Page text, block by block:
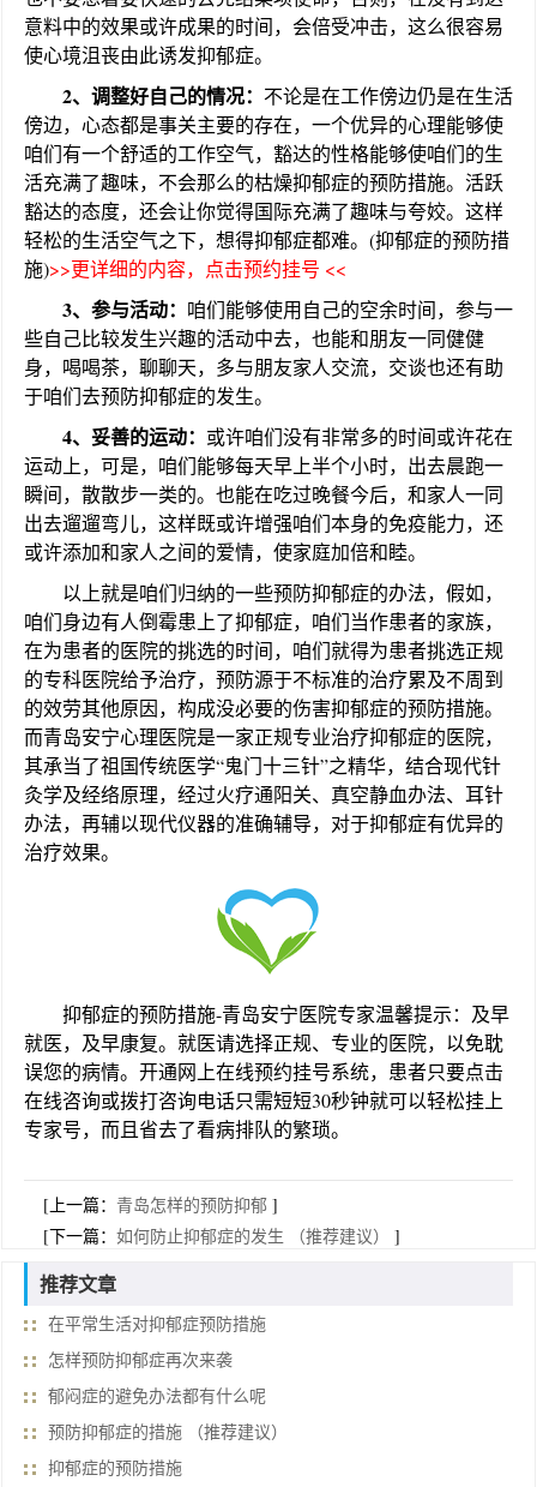
意料中的效果或许成果的时间，会倍受冲击，这么很容易
使心境沮丧由此诱发抑郁症。
2、调整好自己的情况： 不论是在工作傍边仍是在生活
傍边，心态都是事关主要的存在，一个优异的心理能够使
咱们有一个舒适的工作空气，豁达的性格能够使咱们的生
活充满了趣味，不会那么的枯燥抑郁症的预防措施。活跃
豁达的态度，还会让你觉得国际充满了趣味与夸姣。这样
轻松的生活空气之下，想得抑郁症都难。(抑郁症的预防措
施)>>更详细的内容，点击预约挂号 <<
3、参与活动： 咱们能够使用自己的空余时间，参与一
些自己比较发生兴趣的活动中去，也能和朋友一同健健
身，喝喝茶，聊聊天，多与朋友家人交流，交谈也还有助
于咱们去预防抑郁症的发生。
4、妥善的运动： 或许咱们没有非常多的时间或许花在
运动上，可是，咱们能够每天早上半个小时，出去晨跑一
瞬间，散散步一类的。也能在吃过晚餐今后，和家人一同
出去遛遛弯儿，这样既或许增强咱们本身的免疫能力，还
或许添加和家人之间的爱情，使家庭加倍和睦。
以上就是咱们归纳的一些预防抑郁症的办法，假如，
咱们身边有人倒霉患上了抑郁症，咱们当作患者的家族，
在为患者的医院的挑选的时间，咱们就得为患者挑选正规
的专科医院给予治疗，预防源于不标准的治疗累及不周到
的效劳其他原因，构成没必要的伤害抑郁症的预防措施。
而青岛安宁心理医院是一家正规专业治疗抑郁症的医院，
其承当了祖国传统医学“鬼门十三针”之精华，结合现代针
灸学及经络原理，经过火疗通阳关、真空静血办法、耳针
办法，再辅以现代仪器的准确辅导，对于抑郁症有优异的
治疗效果。
抑郁症的预防措施-青岛安宁医院专家温馨提示：及早
就医，及早康复。就医请选择正规、专业的医院，以免耽
误您的病情。开通网上在线预约挂号系统，患者只要点击
在线咨询或拨打咨询电话只需短短30秒钟就可以轻松挂上
专家号，而且省去了看病排队的繁琐。
[上一篇：青岛怎样的预防抑郁 ]
[下一篇：如何防止抑郁症的发生 （推荐建议） ]
推荐文章
在平常生活对抑郁症预防措施
怎样预防抑郁症再次来袭
郁闷症的避免办法都有什么呢
预防抑郁症的措施 （推荐建议）
抑郁症的预防措施